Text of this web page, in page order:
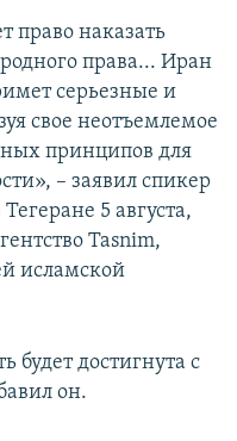
право наказать
права... Иран
серьезные и
свое неотъемлемое
принципов для
– заявил спикер
5 августа,
Tasnim,
исламской
будет достигнута с
он.